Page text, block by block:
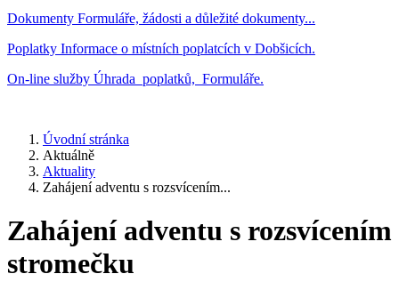
Dokumenty Formuláře, žádosti a důležité dokumenty...
Poplatky Informace o místních poplatcích v Dobšicích.
On-line služby Úhrada poplatků, Formuláře.
Úvodní stránka
Aktuálně
Aktuality
Zahájení adventu s rozsvícením...
Zahájení adventu s rozsvícením
stromečku